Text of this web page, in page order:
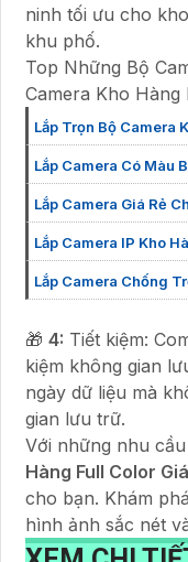
ninh tối ưu cho
khu phố.
Top Những Bộ
Camera Kho Hàng
Lắp Trọn Bộ Camera
Lắp Camera Có Màu
Lắp Camera Giá Rẻ
Lắp Camera IP Kho
Lắp Camera Chống
🎁 4: Tiết kiệm:
kiệm không gian
ngày dữ liệu mà
gian lưu trữ.
Với những nhu
Hàng Full Color
cho bạn. Khám
hình ảnh sắc nét